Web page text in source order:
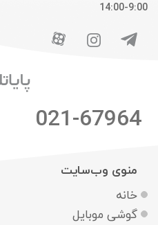
9:00-14:00
021-67964
منوی وب‌سایت
خانه
گوشی موبایل